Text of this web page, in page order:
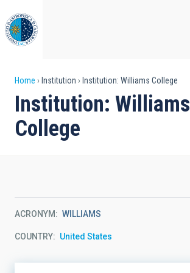
to
main
content
Breadcrumb
Home Institution Institution: Williams College
Institution: Williams
College
ACRONYM WILLIAMS
COUNTRY United States